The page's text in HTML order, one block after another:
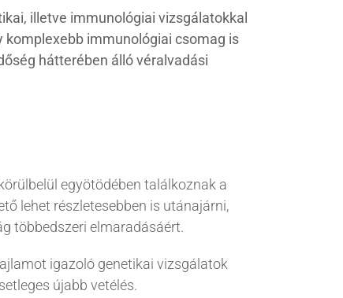
illetve immunológiai vizsgálatokkal
immunológiai csomag is
hátterében álló véralvadási
egyötödében találkoznak a
lehet részletesebben is utánajárni,
többedszeri elmaradásáért.
igazoló genetikai vizsgálatok
újabb vetélés.